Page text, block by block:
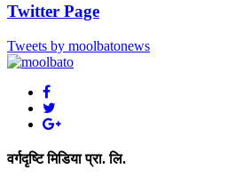
Twitter Page
Tweets by moolbatonews
वर्गदृष्टि मिडिया प्रा. लि.